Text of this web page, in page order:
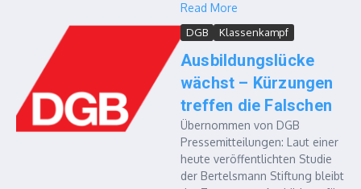
Read More
DGB Klassenkampf
Ausbildungslücke
wächst – Kürzungen
treffen die Falschen
Übernommen von DGB
Pressemitteilungen: Laut einer
heute veröffentlichten Studie
der Bertelsmann Stiftung bleibt